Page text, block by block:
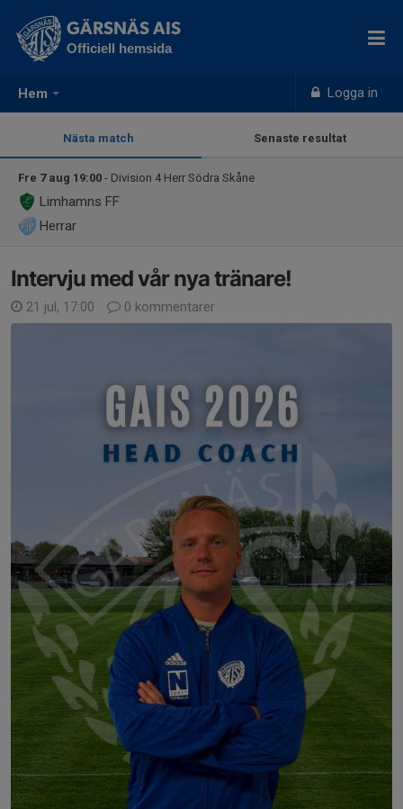
Hem Logga in
GÄRSNÄS AIS
Officiell hemsida
Nästa match Senaste resultat
Fre 7 aug 19:00 - Division 4 Herr Södra Skåne
Limhamns FF
Herrar
Intervju med vår nya tränare!
21 jul, 17:00 0 kommentarer